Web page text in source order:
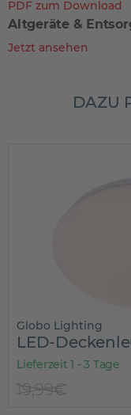
PDF zum Download
Altgeräte &
Jetzt ansehen
DAZU
Globo Lighting
Lieferzeit 1 - 3 Tage
19,99€